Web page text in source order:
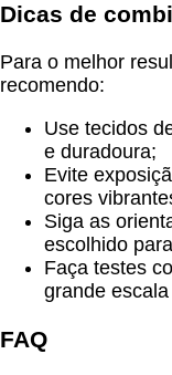
Dicas de
Para o melhor
recomendo:
Use tecidos
e duradoura;
Evite
cores
Siga as
escolhido
Faça testes
grande
FAQ